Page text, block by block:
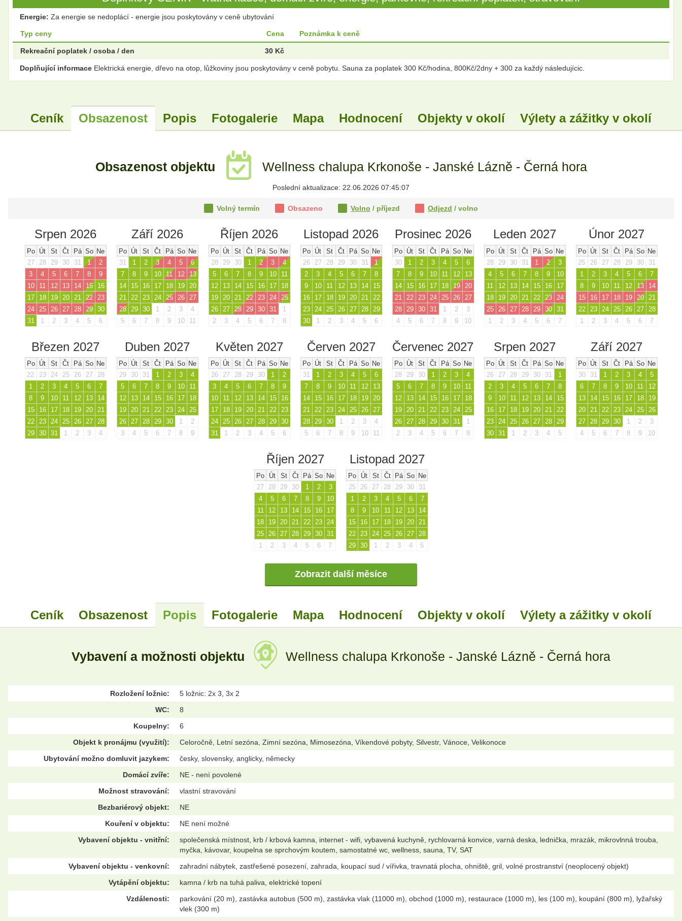
Energie: Za energie se nedoplácí - energie jsou poskytovány v ceně ubytování
Typ ceny Cena Poznámka k ceně
Rekreační poplatek / osoba / den 30 Kč
Doplňující informace Elektrická energie, dřevo na otop, lůžkoviny jsou poskytovány v ceně pobytu. Sauna za poplatek 300 Kč/hodina, 800Kč/2dny + 300 za každý následujícic.
Ceník Obsazenost Popis Fotogalerie Mapa Hodnocení Objekty v okolí Výlety a zážitky v okolí
Obsazenost objektu Wellness chalupa Krkonoše - Janské Lázně - Černá hora
Poslední aktualizace: 22.06.2026 07:45:07
Volný termín Obsazeno Volno / příjezd Odjezd / volno
Srpen 2026
Po Út St Čt Pá So Ne
27
28 29 30 31 1
2
3
4 5 6 7 8
9
10
11 12 13 14 15
16
17
18 19 20 21 22
23
24
25 26 27 28 29
30
31
1 2 3 4 5 6
Září 2026
Po Út St Čt Pá So Ne
31
1 2 3 4 5
6
7
8 9 10 11 12
13
14
15 16 17 18 19
20
21
22 23 24 25 26
27
28
29 30 1 2 3
4
5
6 7 8 9 10 11
Říjen 2026
Po Út St Čt Pá So Ne
28
29 30 1 2 3
4
5
6 7 8 9 10
11
12
13 14 15 16 17
18
19
20 21 22 23 24
25
26
27 28 29 30 31
1
2
3 4 5 6 7 8
Listopad 2026
Po Út St Čt Pá So Ne
26
27 28 29 30 31
1
2
3 4 5 6 7
8
9
10 11 12 13 14
15
16
17 18 19 20 21
22
23
24 25 26 27 28
29
30
1 2 3 4 5 6
Prosinec 2026
Po Út St Čt Pá So Ne
30
1 2 3 4 5
6
7
8 9 10 11 12
13
14
15 16 17 18 19
20
21
22 23 24 25 26
27
28
29 30 31 1 2
3
4
5 6 7 8 9 10
Leden 2027
Po Út St Čt Pá So Ne
28
29 30 31 1 2
3
4
5 6 7 8 9
10
11
12 13 14 15 16
17
18
19 20 21 22 23
24
25
26 27 28 29 30
31
1
2 3 4 5 6 7
Únor 2027
Po Út St Čt Pá So Ne
25
26 27 28 29 30
31
1
2 3 4 5 6
7
8
9 10 11 12 13
14
15
16 17 18 19 20
21
22
23 24 25 26 27
28
1
2 3 4 5 6 7
Březen 2027
Po Út St Čt Pá So Ne
22
23 24 25 26 27
28
1
2 3 4 5 6
7
8
9 10 11 12 13
14
15
16 17 18 19 20
21
22
23 24 25 26 27
28
29
30 31 1 2 3 4
Duben 2027
Po Út St Čt Pá So Ne
29
30 31 1 2 3
4
5
6 7 8 9 10
11
12
13 14 15 16 17
18
19
20 21 22 23 24
25
26
27 28 29 30 1
2
3
4 5 6 7 8 9
Květen 2027
Po Út St Čt Pá So Ne
26
27 28 29 30 1
2
3
4 5 6 7 8
9
10
11 12 13 14 15
16
17
18 19 20 21 22
23
24
25 26 27 28 29
30
31
1 2 3 4 5 6
Červen 2027
Po Út St Čt Pá So Ne
31
1 2 3 4 5
6
7
8 9 10 11 12
13
14
15 16 17 18 19
20
21
22 23 24 25 26
27
28
29 30 1 2 3
4
5
6 7 8 9 10 11
Červenec 2027
Po Út St Čt Pá So Ne
28
29 30 1 2 3
4
5
6 7 8 9 10
11
12
13 14 15 16 17
18
19
20 21 22 23 24
25
26
27 28 29 30 31
1
2
3 4 5 6 7 8
Srpen 2027
Po Út St Čt Pá So Ne
26
27 28 29 30 31
1
2
3 4 5 6 7
8
9
10 11 12 13 14
15
16
17 18 19 20 21
22
23
24 25 26 27 28
29
30
31 1 2 3 4 5
Září 2027
Po Út St Čt Pá So Ne
30
31 1 2 3 4
5
6
7 8 9 10 11
12
13
14 15 16 17 18
19
20
21 22 23 24 25
26
27
28 29 30 1 2
3
4
5 6 7 8 9 10
Říjen 2027
Po Út St Čt Pá So Ne
27
28 29 30 1 2
3
4
5 6 7 8 9
10
11
12 13 14 15 16
17
18
19 20 21 22 23 24
25 26 27 28 29 30 31
1
2 3 4 5 6 7
Listopad 2027
Po Út St Čt Pá So Ne
25
26 27 28 29 30
31
1
2 3 4 5 6
7
8
9 10 11 12 13
14
15
16 17 18 19 20 21
22 23 24 25 26 27 28
29 30 1 2 3 4 5
Zobrazit další měsíce
Ceník Obsazenost Popis Fotogalerie Mapa Hodnocení Objekty v okolí Výlety a zážitky v okolí
Vybavení a možnosti objektu Wellness chalupa Krkonoše - Janské Lázně - Černá hora
Rozložení ložnic:
5 ložnic: 2x 3, 3x 2
WC:
8
Koupelny:
6
Objekt k pronájmu (využití):
Celoročně, Letní sezóna, Zimní sezóna, Mimosezóna, Víkendové pobyty, Silvestr, Vánoce, Velikonoce
Ubytování možno domluvit jazykem:
česky, slovensky, anglicky, německy
Domácí zvíře:
NE - není povolené
Možnost stravování:
vlastní stravování
Bezbariérový objekt:
NE
Kouření v objektu:
NE není možné
Vybavení objektu - vnitřní:
společenská místnost, krb / krbová kamna, internet - wifi, vybavená kuchyně, rychlovarná konvice, varná deska, lednička, mrazák, mikrovlnná trouba,
myčka, kávovar, koupelna se sprchovým koutem, samostatné wc, wellness, sauna, TV, SAT
Vybavení objektu - venkovní:
zahradní nábytek, zastřešené posezení, zahrada, koupací sud / vířivka, travnatá plocha, ohniště, gril, volné prostranství (neoplocený objekt)
Vytápění objektu:
kamna / krb na tuhá paliva, elektrické topení
Vzdálenosti:
parkování (20 m), zastávka autobus (500 m), zastávka vlak (11000 m), obchod (1000 m), restaurace (1000 m), les (100 m), koupání (800 m), lyžařský
vlek (300 m)